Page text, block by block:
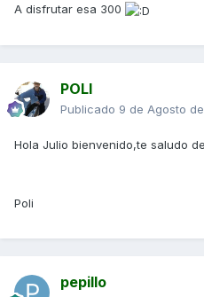
A disfrutar esa 300
POLI
Publicado 9 de Agosto
Hola Julio bienvenido,te saludo
Poli
pepillo